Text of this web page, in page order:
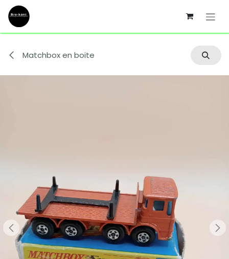
Se rendre au contenu
Matchbox en boite